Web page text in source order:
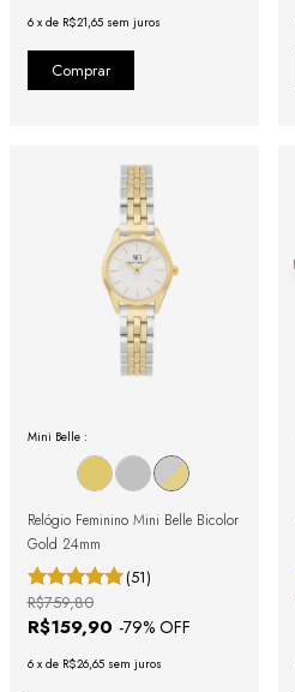
6 x de R$21,65 sem juros
Mini Belle :
Relógio Feminino Mini Belle Bicolor
Gold 24mm
(51)
R$159,90 -79% OFF
R$759,80
6 x de R$26,65 sem juros